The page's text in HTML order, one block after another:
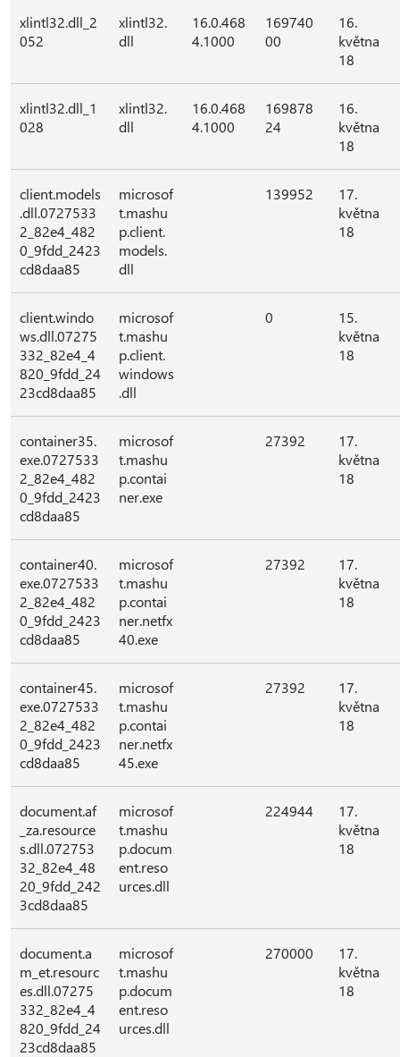
xlintl32.dll_2
052
xlintl32.
dll
16.0.468
4.1000
169740
00
16.
května
18
xlintl32.dll_1
028
xlintl32.
dll
16.0.468
4.1000
169878
24
16.
května
18
client.models
.dll.0727533
2_82e4_482
0_9fdd_2423
cd8daa85
microsof
t.mashu
p.client.
models.
dll
139952
17.
května
18
client.windo
ws.dll.07275
332_82e4_4
820_9fdd_24
23cd8daa85
microsof
t.mashu
p.client.
windows
.dll
0
15.
května
18
container35.
exe.0727533
2_82e4_482
0_9fdd_2423
cd8daa85
microsof
t.mashu
p.contai
ner.exe
27392
17.
května
18
container40.
exe.0727533
2_82e4_482
0_9fdd_2423
cd8daa85
microsof
t.mashu
p.contai
ner.netfx
40.exe
27392
17.
května
18
container45.
exe.0727533
2_82e4_482
0_9fdd_2423
cd8daa85
microsof
t.mashu
p.contai
ner.netfx
45.exe
27392
17.
května
18
document.af
_za.resource
s.dll.072753
32_82e4_48
20_9fdd_242
3cd8daa85
microsof
t.mashu
p.docum
ent.reso
urces.dll
224944
17.
května
18
document.a
m_et.resourc
es.dll.07275
332_82e4_4
820_9fdd_24
23cd8daa85
microsof
t.mashu
p.docum
ent.reso
urces.dll
270000
17.
května
18